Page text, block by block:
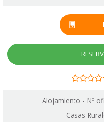
Alojamiento - Nº
Casas